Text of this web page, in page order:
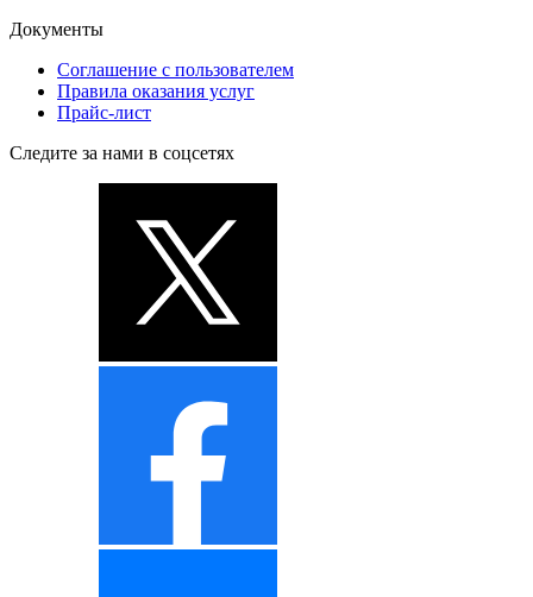
Документы
Соглашение с пользователем
Правила оказания услуг
Прайс-лист
Следите за нами в соцсетях